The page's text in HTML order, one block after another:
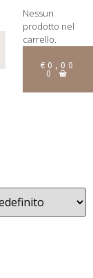
Nessun
prodotto nel
carrello.
€ 0,00
0